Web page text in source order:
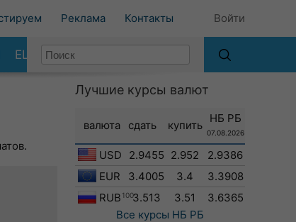
Реклама Контакты Войти
ЕЩЕ
Лучшие курсы валют
валюта сдать купить
НБ РБ
07.08.2026
USD 2.9455 2.952
2.9386
EUR
3.4005 3.4
3.3908
RUB 1003.513 3.51
3.6365
Все курсы НБ РБ